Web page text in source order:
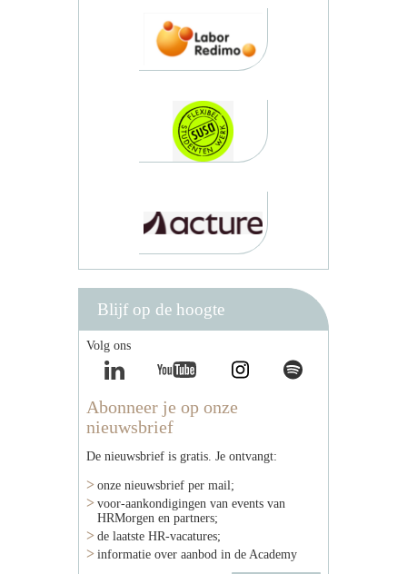
Blijf op de hoogte
Volg ons
Abonneer je op onze
nieuwsbrief
De nieuwsbrief is gratis. Je ontvangt:
onze nieuwsbrief per mail;
voor-aankondigingen van events van
HRMorgen en partners;
de laatste HR-vacatures;
informatie over aanbod in de Academy